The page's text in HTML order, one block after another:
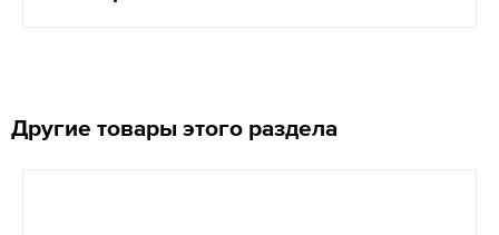
Другие товары этого раздела